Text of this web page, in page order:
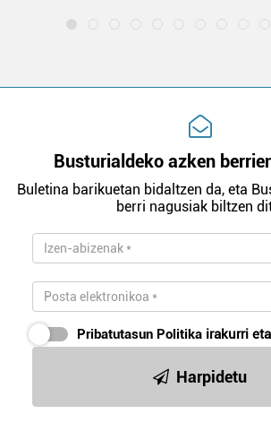
Busturialdeko azken
Buletina barikuetan bidaltzen da, eta
berri nagusiak biltzen
Pribatutasun Politika irakurri
Harpidetu